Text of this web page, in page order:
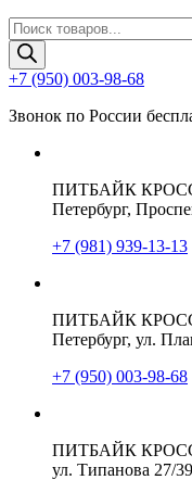
Поиск
товаров
+7 (950) 003-98-68
Звонок по России
ПИТБАЙК КРОСС
Петербург,
+7 (981) 939-13-13
ПИТБАЙК КРОСС
Петербург, ул.
+7 (950) 003-98-68
ПИТБАЙК КРОСС
ул. Типанова 27/39